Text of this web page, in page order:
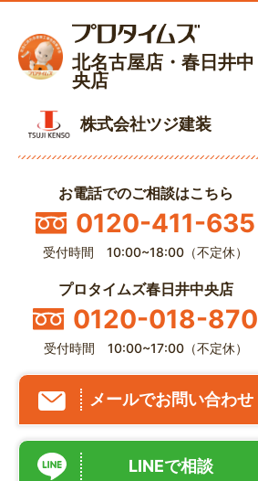
北名古屋店・春日井中
央店
株式会社ツジ建装
お電話でのご相談はこちら
0120-411-635
受付時間 10:00~18:00（不定休）
プロタイムズ春日井中央店
0120-018-870
受付時間 10:00~17:00（不定休）
メールでお問い合わせ
LINEで相談